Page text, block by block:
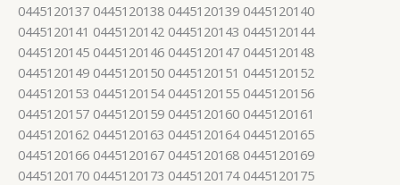
0445120137 0445120138 0445120139 0445120140
0445120141 0445120142 0445120143 0445120144
0445120145 0445120146 0445120147 0445120148
0445120149 0445120150 0445120151 0445120152
0445120153 0445120154 0445120155 0445120156
0445120157 0445120159 0445120160 0445120161
0445120162 0445120163 0445120164 0445120165
0445120166 0445120167 0445120168 0445120169
0445120170 0445120173 0445120174 0445120175